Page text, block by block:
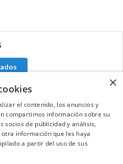
de NextCaddy
Contacta
×
el contenido, los anuncios y
compartimos información sobre su
socios de publicidad y análisis,
información que les haya
a partir del uso de sus